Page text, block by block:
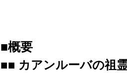
■概要
■■ カアンルーバの祖